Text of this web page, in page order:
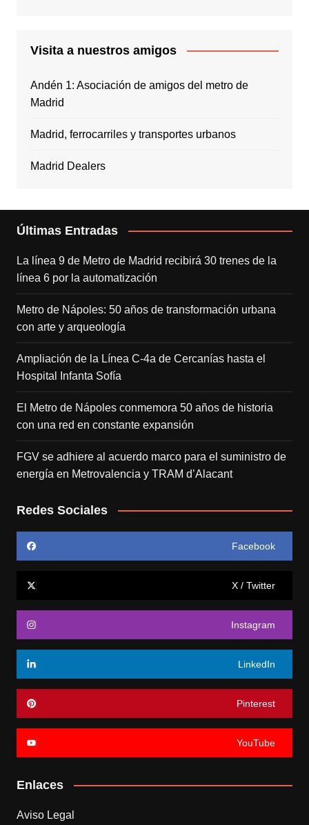
Visita a nuestros amigos
Andén 1: Asociación de amigos del metro de
Madrid
Madrid, ferrocarriles y transportes urbanos
Madrid Dealers
Últimas Entradas
La línea 9 de Metro de Madrid recibirá 30 trenes de la
línea 6 por la automatización
Metro de Nápoles: 50 años de transformación urbana
con arte y arqueología
Ampliación de la Línea C-4a de Cercanías hasta el
Hospital Infanta Sofía
El Metro de Nápoles conmemora 50 años de historia
con una red en constante expansión
FGV se adhiere al acuerdo marco para el suministro de
energía en Metrovalencia y TRAM d’Alacant
Redes Sociales
Facebook
X / Twitter
Instagram
LinkedIn
Pinterest
YouTube
Enlaces
Aviso Legal